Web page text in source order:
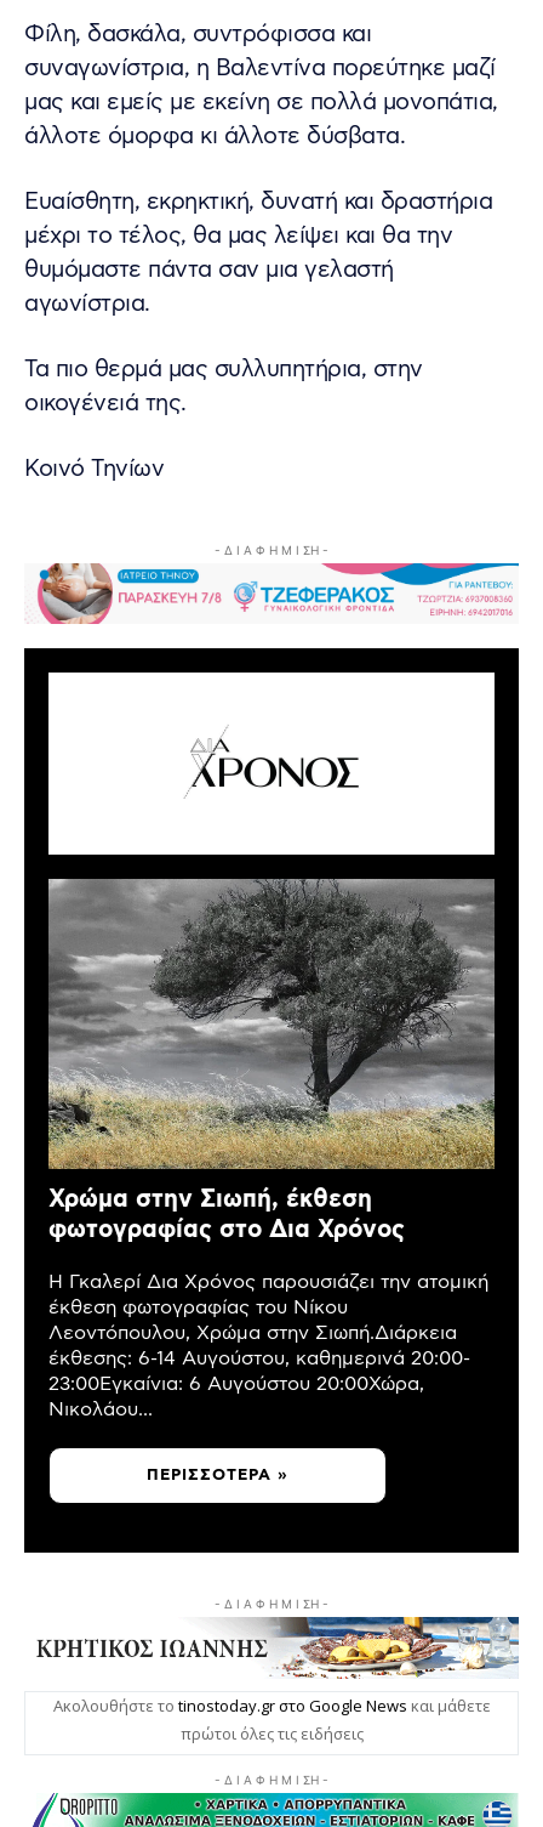
Φίλη, δασκάλα, συντρόφισσα και
συναγωνίστρια, η Βαλεντίνα πορεύτηκε μαζί
μας και εμείς με εκείνη σε πολλά μονοπάτια,
άλλοτε όμορφα κι άλλοτε δύσβατα.
Ευαίσθητη, εκρηκτική, δυνατή και δραστήρια
μέχρι το τέλος, θα μας λείψει και θα την
θυμόμαστε πάντα σαν μια γελαστή
αγωνίστρια.
Τα πιο θερμά μας συλλυπητήρια, στην
οικογένειά της.
Κοινό Τηνίων
- Δ Ι Α Φ Η Μ Ι ΣΗ -
Χρώμα στην Σιωπή, έκθεση
φωτογραφίας στο Δια Χρόνος
Η Γκαλερί Δια Χρόνος παρουσιάζει την ατομική
έκθεση φωτογραφίας του Νίκου
Λεοντόπουλου, Χρώμα στην Σιωπή.Διάρκεια
έκθεσης: 6-14 Αυγούστου, καθημερινά 20:00-
23:00Εγκαίνια: 6 Αυγούστου 20:00Χώρα,
Νικολάου...
ΠΕΡΙΣΣΌΤΕΡΑ »
- Δ Ι Α Φ Η Μ Ι ΣΗ -
Ακολουθήστε το tinostoday.gr στο Google News και μάθετε
πρώτοι όλες τις ειδήσεις
- Δ Ι Α Φ Η Μ Ι ΣΗ -